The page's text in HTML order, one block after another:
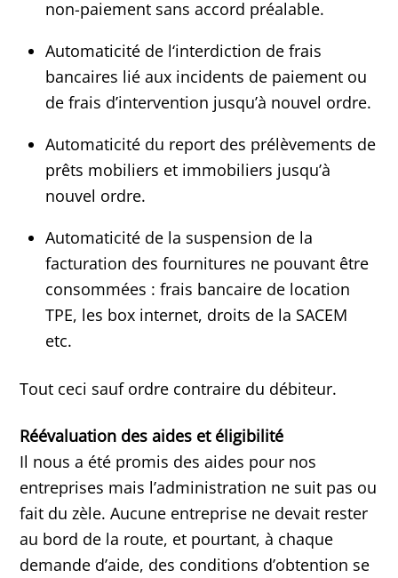
non-paiement sans accord préalable.
Automaticité de l‘interdiction de frais
bancaires lié aux incidents de paiement ou
de frais d’intervention jusqu’à nouvel ordre.
Automaticité du report des prélèvements de
prêts mobiliers et immobiliers jusqu’à
nouvel ordre.
Automaticité de la suspension de la
facturation des fournitures ne pouvant être
consommées : frais bancaire de location
TPE, les box internet, droits de la SACEM
etc.
Tout ceci sauf ordre contraire du débiteur.
Réévaluation des aides et éligibilité
Il nous a été promis des aides pour nos
entreprises mais l’administration ne suit pas ou
fait du zèle. Aucune entreprise ne devait rester
au bord de la route, et pourtant, à chaque
demande d’aide, des conditions d’obtention se